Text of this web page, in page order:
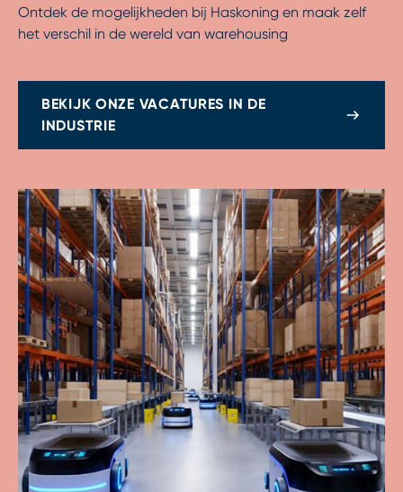
Ontdek de mogelijkheden bij Haskoning en maak zelf
het verschil in de wereld van warehousing
BEKIJK ONZE VACATURES IN DE
INDUSTRIE